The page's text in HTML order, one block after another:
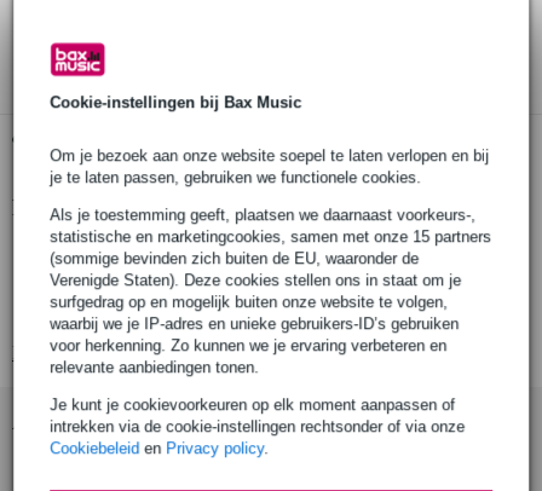
Cookie-instellingen bij Bax Music
Om je bezoek aan onze website soepel te laten verlopen en bij
je te laten passen, gebruiken we functionele cookies.
Als je toestemming geeft, plaatsen we daarnaast voorkeurs-,
statistische en marketingcookies, samen met onze 15 partners
(sommige bevinden zich buiten de EU, waaronder de
Verenigde Staten). Deze cookies stellen ons in staat om je
surfgedrag op en mogelijk buiten onze website te volgen,
waarbij we je IP-adres en unieke gebruikers-ID’s gebruiken
voor herkenning. Zo kunnen we je ervaring verbeteren en
relevante aanbiedingen tonen.
Je kunt je cookievoorkeuren op elk moment aanpassen of
intrekken via de cookie-instellingen rechtsonder of via onze
Cookiebeleid en Privacy policy.
3 jaar Bax Music garantie
Productinformatie
DAP FLA52
chassisdeel
6.3 mm female jack naar 6.3 mm female jack
Bekijk alle productspecificaties
Accessoires (3)